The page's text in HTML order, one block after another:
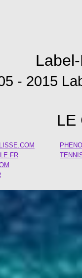
- 2015
LE